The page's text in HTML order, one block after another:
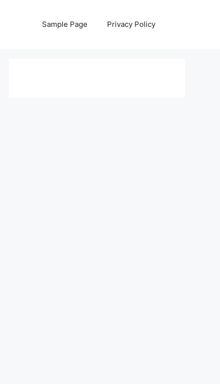
Sample Page Privacy Policy